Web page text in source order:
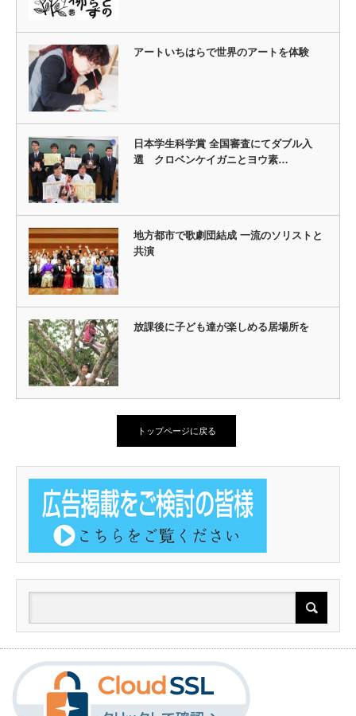
アートいちはらで世界のアートを体験
日本学生科学賞 全国審査にてダブル入
選 クロベンケイガニとヨウ素…
地方都市で歌劇団結成 一流のソリストと
共演
放課後に子ども達が楽しめる居場所を
トップページに戻る